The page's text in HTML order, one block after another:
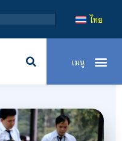
สถาบั
ไทย